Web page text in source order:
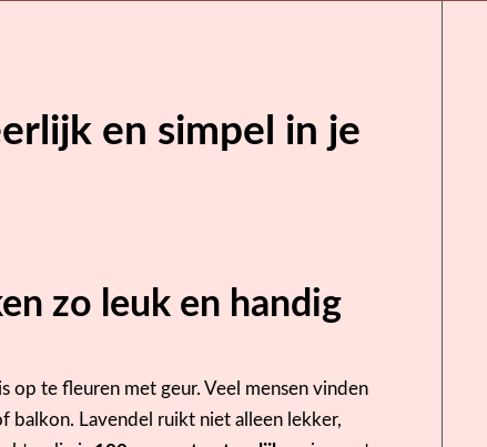
en simpel in je
zo leuk en handig
op te fleuren met geur. Veel mensen vinden
balkon. Lavendel ruikt niet alleen lekker,